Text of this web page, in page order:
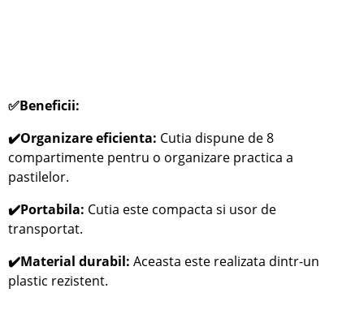
✅Beneficii:
✔️Organizare eficienta: Cutia dispune de 8
compartimente pentru o organizare practica a
pastilelor.
✔️Portabila: Cutia este compacta si usor de
transportat.
✔️Material durabil:Aceasta este realizata dintr-un
plastic rezistent.